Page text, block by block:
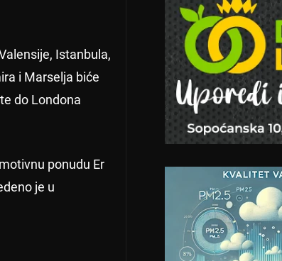
Istanbula,
i Marselja biće
do Londona
ponudu Er
je u